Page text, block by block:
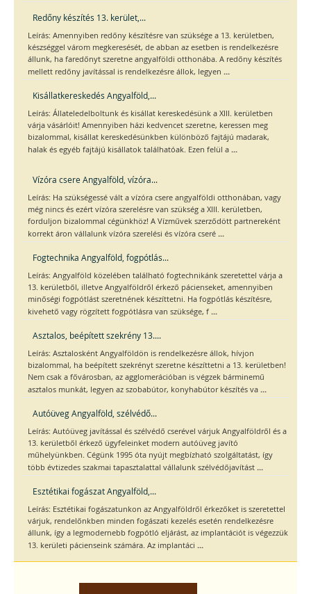
Redőny készítés 13. kerület,...
Leírás: Amennyiben redőny készítésre van szüksége a 13. kerületben,
készséggel várom megkeresését, de abban az esetben is rendelkezésre
állunk, ha faredőnyt szeretne angyalföldi otthonába. A redőny készítés
mellett redőny javítással is rendelkezésre állok, legyen ...
Kisállatkereskedés Angyalföld,...
Leírás: Állateledelboltunk és kisállat kereskedésünk a XIII. kerületben
várja vásárlóit! Amennyiben házi kedvencet szeretne, keressen meg
bizalommal, kisállat kereskedésünkben különböző fajtájú madarak,
halak és egyéb fajtájú kisállatok találhatóak. Ezen felül a ...
Vízóra csere Angyalföld, vízóra...
Leírás: Ha szükségessé vált a vízóra csere angyalföldi otthonában, vagy
még nincs és ezért vízóra szerelésre van szükség a XIII. kerületben,
forduljon bizalommal cégünkhöz! A Vízművek szerződött partnereként
korrekt áron vállalunk vízóra szerelési és vízóra cseré ...
Fogtechnika Angyalföld, fogpótlás...
Leírás: Angyalföld közelében található fogtechnikánk szeretettel várja a
13. kerületből, illetve Angyalföldről érkező pácienseket, amennyiben
minőségi fogpótlást szeretnének készíttetni. Ha fogpótlás készítésre,
kivehető vagy rögzített fogpótlásra van szüksége, f ...
Asztalos, beépített szekrény 13....
Leírás: Asztalosként Angyalföldön is rendelkezésre állok, hívjon
bizalommal, ha beépített szekrényt szeretne készíttetni a 13. kerületben!
Nem csak a fővárosban, az agglomerációban is végzek bárminemű
asztalos munkát, legyen az szobabútor, konyhabútor készítés va ...
Autóüveg Angyalföld, szélvédő...
Leírás: Autóüveg javítással és szélvédő cserével várjuk Angyalföldről és a
13. kerületből érkező ügyfeleinket modern autóüveg javító
műhelyünkben. Cégünk 1995 óta nyújt megbízható szolgáltatást, így
több évtizedes szakmai tapasztalattal vállalunk szélvédőjavítást ...
Esztétikai fogászat Angyalföld,...
Leírás: Esztétikai fogászatunkon az Angyalföldről érkezőket is szeretettel
várjuk, rendelőnkben minden fogászati kezelés esetén rendelkezésre
állunk, így a legmodernebb fogpótló eljárást, az implantációt is végezzük
13. kerületi pácienseink számára. Az implantáci ...